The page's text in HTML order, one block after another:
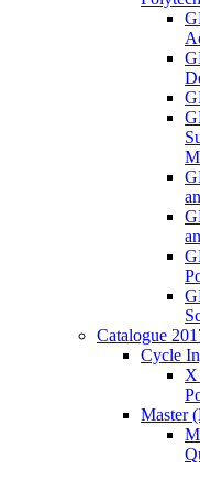
Catalogue
Cycle
X
Master